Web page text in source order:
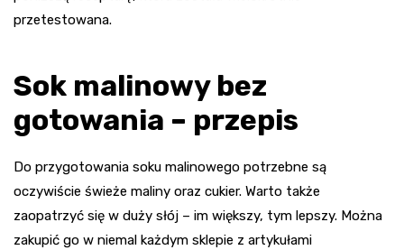
przetestowana.
Sok malinowy bez
gotowania – przepis
Do przygotowania soku malinowego potrzebne są
oczywiście świeże maliny oraz cukier. Warto także
zaopatrzyć się w duży słój – im większy, tym lepszy. Można
zakupić go w niemal każdym sklepie z artykułami